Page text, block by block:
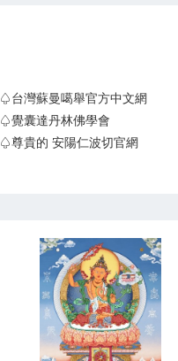
♤台灣蘇曼噶舉官方中文網
♤覺囊達丹林佛學會
♤尊貴的 安陽仁波切官網